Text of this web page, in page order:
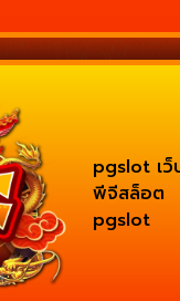
pgslot เว็
พีจีสล็อต
pgslot